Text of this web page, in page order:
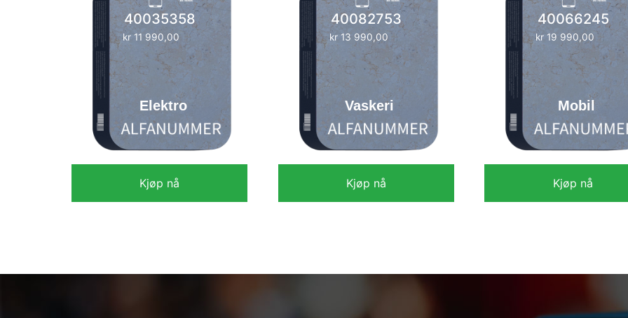
40035358
kr11 990,00
Elektro
Kjøp nå
40082753
kr13 990,00
Vaskeri
Kjøp nå
40066245
kr 19 990,00
Mobil
Kjøp nå